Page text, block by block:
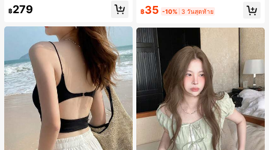
฿279
ดินทาง งานแต่งงาน ปาร์ตี้ วันเกิด ของ
เกือบหมดแล้ว!
฿35 -10% 3 วันสุดท้าย